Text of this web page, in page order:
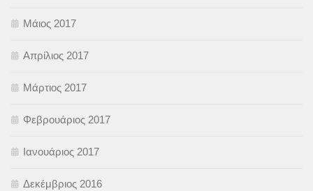
Μάιος 2017
Απρίλιος 2017
Μάρτιος 2017
Φεβρουάριος 2017
Ιανουάριος 2017
Δεκέμβριος 2016